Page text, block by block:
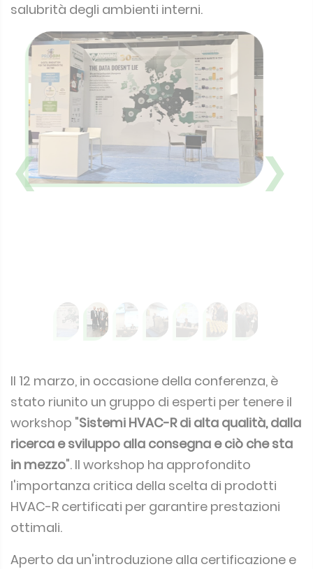
salubrità degli ambienti interni.
❮ ❯
Il 12 marzo, in occasione della conferenza, è
stato riunito un gruppo di esperti per tenere il
workshop "Sistemi HVAC-R di alta qualità, dalla
ricerca e sviluppo alla consegna e ciò che sta
in mezzo". Il workshop ha approfondito
l'importanza critica della scelta di prodotti
HVAC-R certificati per garantire prestazioni
ottimali.
Aperto da un'introduzione alla certificazione e